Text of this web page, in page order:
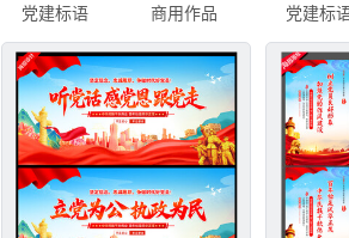
党建标语 商用作品 党建标